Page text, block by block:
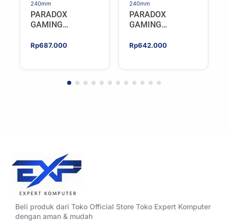
240mm
PARADOX
GAMING
ELIXIR 240 – AIO
Rp687.000
240mm
PARADOX
GAMING
ELIXIR 240 – AIO
Rp642.000
Beli produk dari Toko Official Store Toko Expert Komputer
dengan aman & mudah